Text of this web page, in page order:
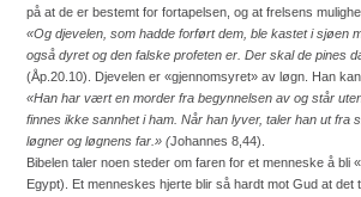
på at de er bestemt for fortapelsen, og at frelsens
«Og djevelen, som hadde forført dem, ble kastet i sjøen
også dyret og den falske profeten er. Der skal de pines
(Åp.20.10). Djevelen er «gjennomsyret» av løgn. Han
«Han har vært en morder fra begynnelsen av og står
finnes ikke sannhet i ham. Når han lyver, taler han ut fra
løgner og løgnens far.» (Johannes 8,44).
Bibelen taler noen steder om faren for et menneske å bli
Egypt). Et menneskes hjerte blir så hardt mot Gud at det